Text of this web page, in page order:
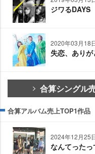
ジワるDAYS
2020年03月18
失恋、ありが
合算シングル
合算アルバム売上TOP1作品
2024年12月25
なんてった